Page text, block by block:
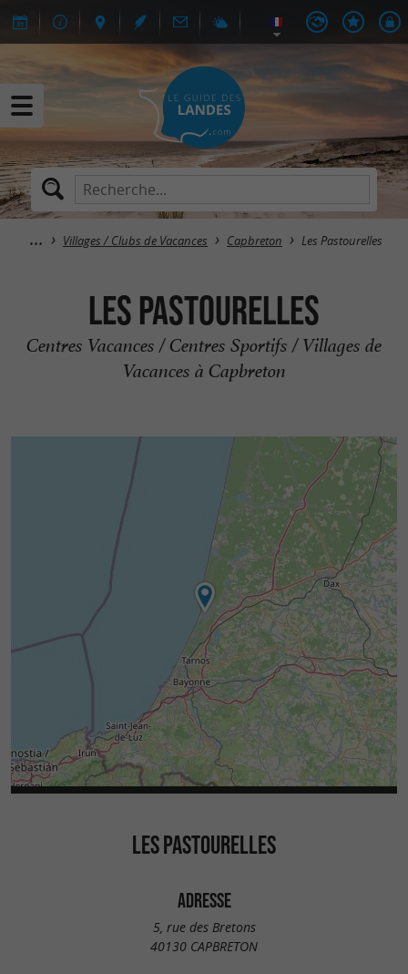
Villages / Clubs de Vacances Capbreton Les Pastourelles
Les Pastourelles
Centres Vacances / Centres Sportifs / Villages de
Vacances à Capbreton
LES PASTOURELLES
ADRESSE
5, rue des Bretons
40130 CAPBRETON